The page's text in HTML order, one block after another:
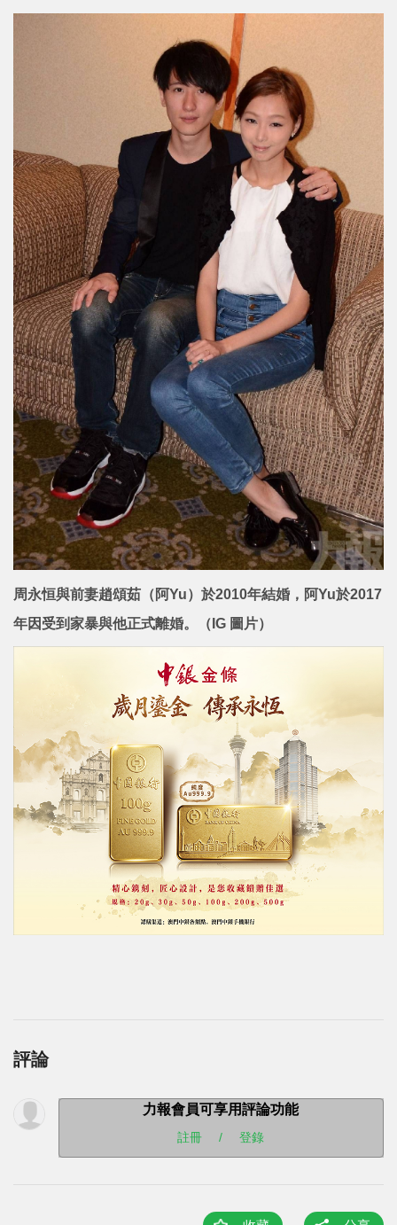
周永恒與前妻趙頌茹（阿Yu）於2010年結婚，阿Yu於2017
年因受到家暴與他正式離婚。（IG 圖片）
評論
力報會員可享用評論功能
註冊 / 登錄